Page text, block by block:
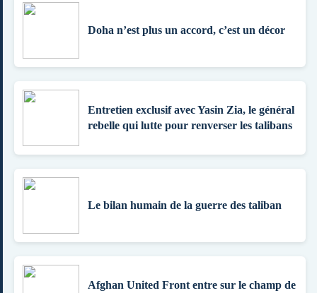
Doha n’est plus un accord, c’est un décor
Entretien exclusif avec Yasin Zia, le général
rebelle qui lutte pour renverser les talibans
Le bilan humain de la guerre des taliban
Afghan United Front entre sur le champ de